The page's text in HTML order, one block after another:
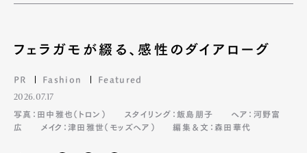
フェラガモが綴る、感性のダイアローグ
PR Fashion Featured
2026.07.17
写真：田中雅也（トロン）
スタイリング：飯島朋子
ヘア：河野富
広
メイク：津田雅世（モッズヘア） 編集＆文：森田華代